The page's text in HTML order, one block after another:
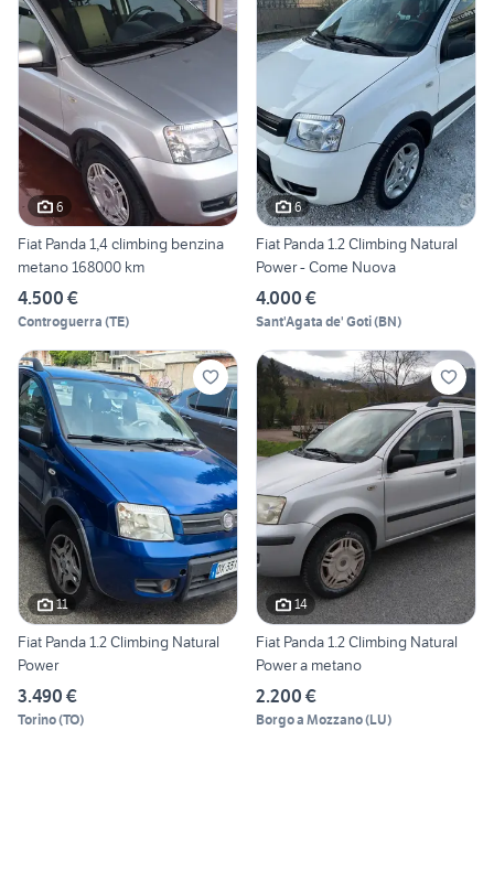
6
Fiat Panda 1,4 climbing benzina
metano 168000 km
4.500 €
Controguerra (TE)
6
Fiat Panda 1.2 Climbing Natural
Power - Come Nuova
4.000 €
Sant'Agata de' Goti(BN)
11
Fiat Panda 1.2 Climbing Natural
Power
3.490 €
Torino(TO)
14
Fiat Panda 1.2 Climbing Natural
Power a metano
2.200 €
Borgo a Mozzano(LU)